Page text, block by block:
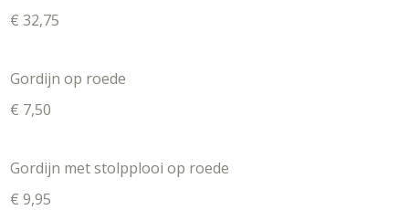
€ 32,75
Gordijn op roede
€ 7,50
Gordijn met stolpplooi op roede
€ 9,95